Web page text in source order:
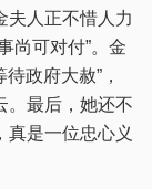
夫人正不惜人力
尚可对付”。金
政府大赦”，
。最后，她还不
真是一位忠心义